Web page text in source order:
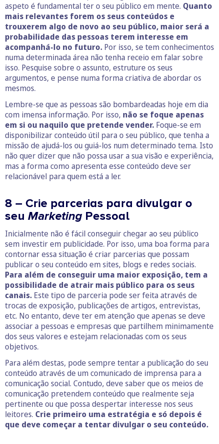
aspeto é fundamental ter o seu público em mente. Quanto
mais relevantes forem os seus conteúdos e
trouxerem algo de novo ao seu público, maior será a
probabilidade das pessoas terem interesse em
acompanhá-lo no futuro. Por isso, se tem conhecimentos
numa determinada área não tenha receio em falar sobre
isso. Pesquise sobre o assunto, estruture os seus
argumentos, e pense numa forma criativa de abordar os
mesmos.
Lembre-se que as pessoas são bombardeadas hoje em dia
com imensa informação. Por isso, não se foque apenas
em si ou naquilo que pretende vender. Foque-se em
disponibilizar conteúdo útil para o seu público, que tenha a
missão de ajudá-los ou guiá-los num determinado tema. Isto
não quer dizer que não possa usar a sua visão e experiência,
mas a forma como apresenta esse conteúdo deve ser
relacionável para quem está a ler.
8 – Crie parcerias para divulgar o
seu Marketing Pessoal
Inicialmente não é fácil conseguir chegar ao seu público
sem investir em publicidade. Por isso, uma boa forma para
contornar essa situação é criar parcerias que possam
publicar o seu conteúdo em sites, blogs e redes sociais.
Para além de conseguir uma maior exposição, tem a
possibilidade de atrair mais público para os seus
canais. Este tipo de parceria pode ser feita através de
trocas de exposição, publicações de artigos, entrevistas,
etc. No entanto, deve ter em atenção que apenas se deve
associar a pessoas e empresas que partilhem minimamente
dos seus valores e estejam relacionadas com os seus
objetivos.
Para além destas, pode sempre tentar a publicação do seu
conteúdo através de um comunicado de imprensa para a
comunicação social. Contudo, deve saber que os meios de
comunicação pretendem conteúdo que realmente seja
pertinente ou que possa despertar interesse nos seus
leitores. Crie primeiro uma estratégia e só depois é
que deve começar a tentar divulgar o seu conteúdo.